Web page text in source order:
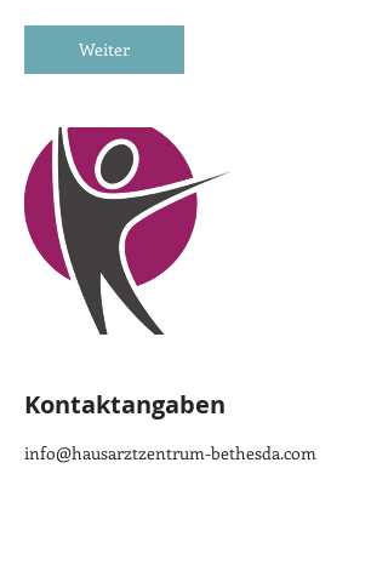
i
n
.
Weiter
Kontaktangaben
info@hausarztzentrum-bethesda.com